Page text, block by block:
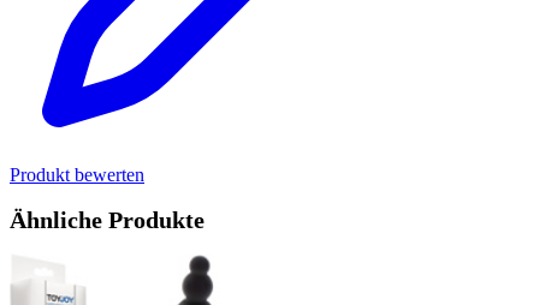
Produkt bewerten
Ähnliche Produkte